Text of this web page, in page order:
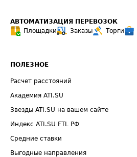
АВТОМАТИЗАЦИЯ ПЕРЕВОЗОК
Площадки
Заказы Торги
ПОЛЕЗНОЕ
Расчет расстояний
Академия ATI.SU
Звезды ATI.SU на вашем сайте
Индекс ATI.SU FTL РФ
Средние ставки
Выгодные направления